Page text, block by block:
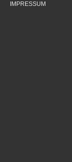
IMPRESSUM